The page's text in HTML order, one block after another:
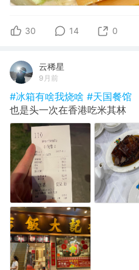
30 14 0
云稀星
9月前
#冰箱有啥我烧啥 #天国餐馆
也是头一次在香港吃米其林